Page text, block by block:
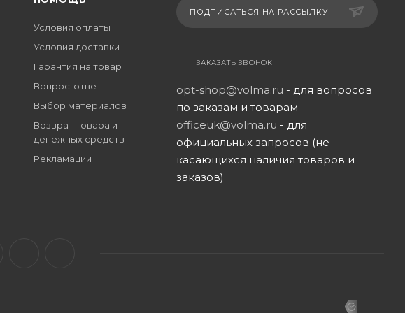
Условия оплаты
Условия доставки
Гарантия на товар
Вопрос-ответ
Выбор материалов
Возврат товара и
денежных средств
Рекламации
ПОДПИСАТЬСЯ НА РАССЫЛКУ
ЗАКАЗАТЬ ЗВОНОК
opt-shop@volma.ru - для вопросов
по заказам и товарам
officeuk@volma.ru - для
официальных запросов (не
касающихся наличия товаров и
заказов)